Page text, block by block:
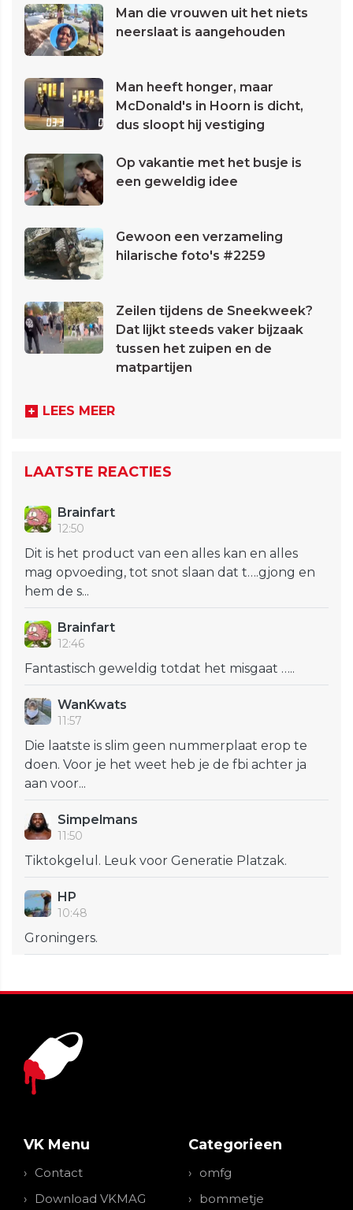
Man die vrouwen uit het niets
neerslaat is aangehouden
Man heeft honger, maar
McDonald's in Hoorn is dicht,
dus sloopt hij vestiging
Op vakantie met het busje is
een geweldig idee
Gewoon een verzameling
hilarische foto's #2259
Zeilen tijdens de Sneekweek?
Dat lijkt steeds vaker bijzaak
tussen het zuipen en de
matpartijen
LEES MEER
LAATSTE REACTIES
Brainfart
12:50
Dit is het product van een alles kan en alles
mag opvoeding, tot snot slaan dat t….gjong en
hem de s...
Brainfart
12:46
Fantastisch geweldig totdat het misgaat …..
WanKwats
11:57
Die laatste is slim geen nummerplaat erop te
doen. Voor je het weet heb je de fbi achter ja
aan voor...
Simpelmans
11:50
Tiktokgelul. Leuk voor Generatie Platzak.
HP
10:48
Groningers.
VK Menu
Contact
Download VKMAG
Categorieen
omfg
bommetje